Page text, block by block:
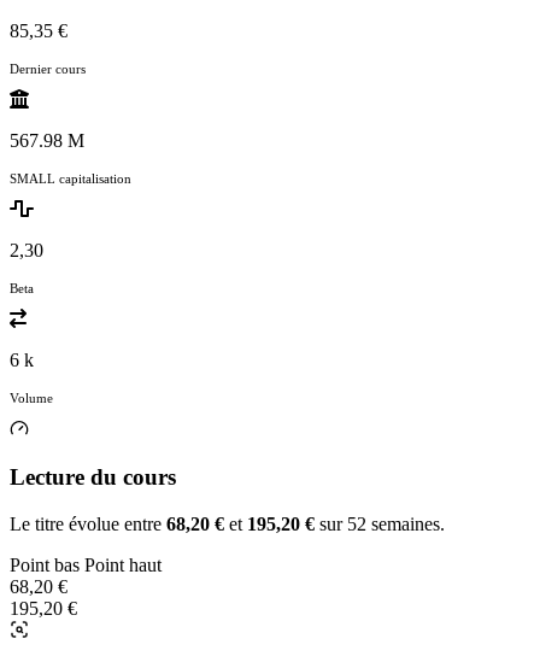
85,35 €
Dernier cours
567.98 M
SMALL capitalisation
2,30
Beta
6 k
Volume
Lecture du cours
Le titre évolue entre 68,20 € et 195,20 € sur 52 semaines.
Point bas Point haut
68,20 €
195,20 €